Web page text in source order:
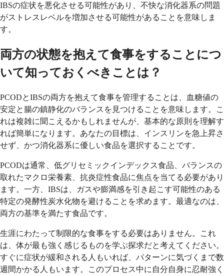
IBSの症状を悪化させる可能性があり、不快な消化器系の問題
がストレスレベルを増加させる可能性があることを意味しま
す。
両方の状態を抱えて食事をすることにつ
いて知っておくべきことは？
PCODとIBSの両方を抱えて食事を管理することは、血糖値の
安定と腸の鎮静化のバランスを見つけることを意味します。こ
れは複雑に聞こえるかもしれませんが、基本的な原則を理解す
れば簡単になります。あなたの目標は、インスリンを急上昇さ
せず、かつ消化器系に優しい食品を選択することです。
PCODは通常、低グリセミックインデックス食品、バランスの
取れたマクロ栄養素、抗炎症性食品に焦点を当てる必要があり
ます。一方、IBSは、ガスや膨満感を引き起こす可能性のある
特定の発酵性炭水化物を避けることを求めます。最適なのは、
両方の基準を満たす食品です。
生涯にわたって制限的な食事をする必要はありません。これ
は、体が最も強く感じるものを学ぶ探求だと考えてください。
すぐに症状が緩和される人もいれば、パターンに気づくまで数
週間かかる人もいます。このプロセス中に自分自身に忍耐強く